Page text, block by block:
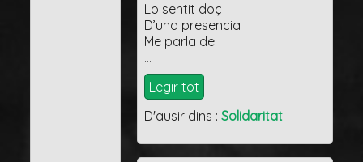
Lo sentit doç
D’una presencia
Me parla de
…
Legir tot
D'ausir dins :Solidaritat